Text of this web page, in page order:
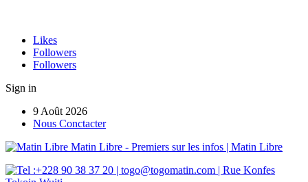
Likes
Followers
Followers
Sign in
9 Août 2026
Nous Conctacter
Matin Libre - Premiers sur les infos | Matin Libre